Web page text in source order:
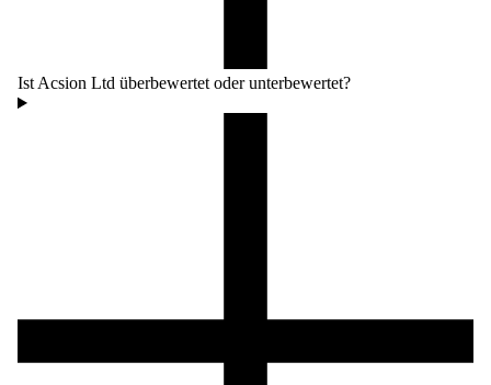
Ist Acsion Ltd überbewertet oder unterbewertet?